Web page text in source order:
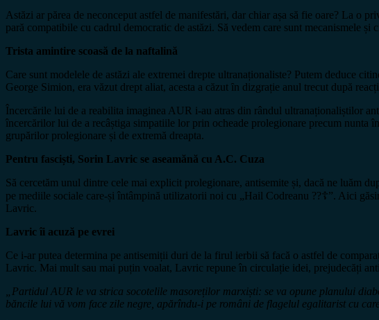
Astăzi ar părea de neconceput astfel de manifestări, dar chiar așa să fie oare? La o
pară compatibile cu cadrul democratic de astăzi. Să vedem care sunt mecanismele
Trista amintire scoasă de la naftalină
Care sunt modelele de astăzi ale extremei drepte ultranaționaliste? Putem deduce
George Simion, era văzut drept aliat, acesta a căzut ȋn dizgrație anul trecut după
Încercările lui de a reabilita imaginea AUR i-au atras din rândul ultranaționaliștilor
încercărilor lui de a recâștiga simpatiile lor prin ocheade prolegionare precum
grupărilor prolegionare și de extremă dreapta.
Pentru fasciști, Sorin Lavric se aseamănă cu A.C. Cuza
Să cercetăm unul dintre cele mai explicit prolegionare, antisemite și, dacă ne luăm
pe mediile sociale care-și întâmpină utilizatorii noi cu „Hail Codreanu ??☦️”. Aici
Lavric.
Lavric îi acuză pe evrei
Ce i-ar putea determina pe antisemiții duri de la firul ierbii să facă o astfel de
Lavric. Mai mult sau mai puțin voalat, Lavric repune în circulație idei, prejudecăți
„Partidul AUR le va strica socotelile masoreților marxiști: se va opune planului
băncile lui vă vom face zile negre, apărîndu-i pe români de flagelul egalitarist cu